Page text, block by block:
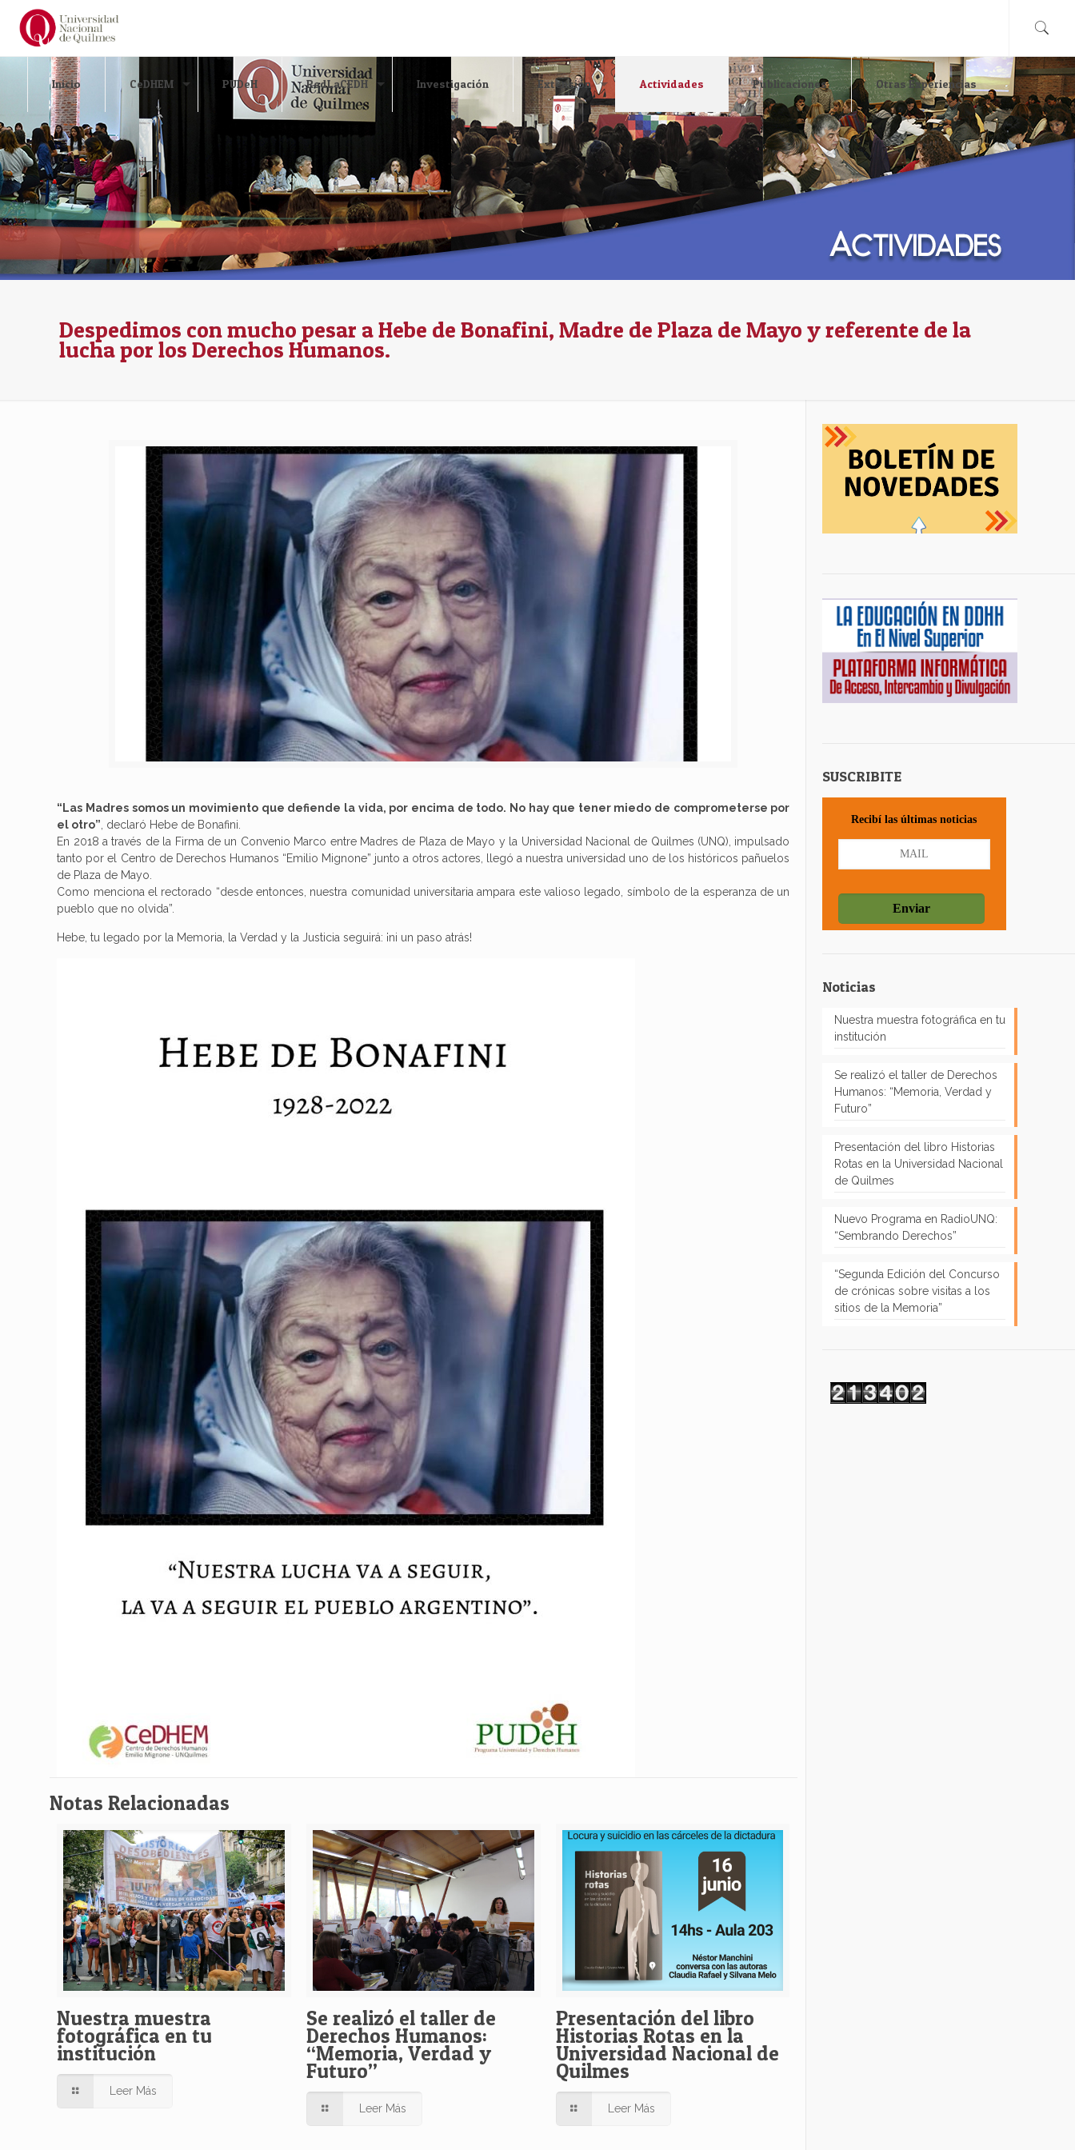
Inicio CeDHEM PUDeH RedLaCEDH Investigación Extensión Actividades Publicaciones Otras Experiencias
Despedimos con mucho pesar a Hebe de Bonafini, Madre de Plaza de Mayo y referente de la
lucha por los Derechos Humanos.
“Las Madres somos un movimiento que defiende la vida, por encima de todo. No hay que tener miedo de comprometerse por
el otro” , declaró Hebe de Bonafini.
En 2018 a través de la Firma de un Convenio Marco entre Madres de Plaza de Mayo y la Universidad Nacional de Quilmes (UNQ), impulsado
tanto por el Centro de Derechos Humanos “Emilio Mignone” junto a otros actores, llegó a nuestra universidad uno de los históricos pañuelos
de Plaza de Mayo.
Como menciona el rectorado “desde entonces, nuestra comunidad universitaria ampara este valioso legado, símbolo de la esperanza de un
pueblo que no olvida”.
Hebe, tu legado por la Memoria, la Verdad y la Justicia seguirá: ¡ni un paso atrás!
Notas Relacionadas
Nuestra muestra
fotográfica en tu
institución
Leer Más
Se realizó el taller de
Derechos Humanos:
“Memoria, Verdad y
Futuro”
Leer Más
Presentación del libro
Historias Rotas en la
Universidad Nacional de
Quilmes
Leer Más
SUSCRIBITE
Recibí las últimas noticias
Noticias
Nuestra muestra fotográfica en tu
institución
Se realizó el taller de Derechos
Humanos: “Memoria, Verdad y
Futuro”
Presentación del libro Historias
Rotas en la Universidad Nacional
de Quilmes
Nuevo Programa en RadioUNQ:
“Sembrando Derechos”
“Segunda Edición del Concurso
de crónicas sobre visitas a los
sitios de la Memoria”